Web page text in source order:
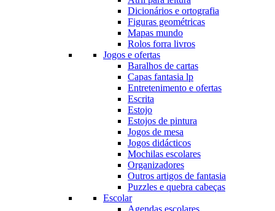
Dicionários e ortografia
Figuras geométricas
Mapas mundo
Rolos forra livros
Jogos e ofertas
Baralhos de cartas
Capas fantasia lp
Entretenimento e ofertas
Escrita
Estojo
Estojos de pintura
Jogos de mesa
Jogos didácticos
Mochilas escolares
Organizadores
Outros artigos de fantasia
Puzzles e quebra cabeças
Escolar
Agendas escolares